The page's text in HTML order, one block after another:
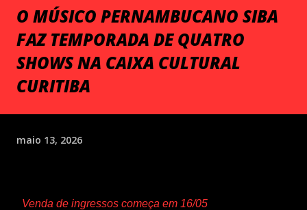
O MÚSICO PERNAMBUCANO SIBA
FAZ TEMPORADA DE QUATRO
SHOWS NA CAIXA CULTURAL
CURITIBA
maio 13, 2026
Venda de ingressos começa em 16/05